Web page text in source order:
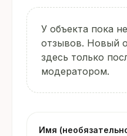
У объекта пока
отзывов. Новый
здесь только
модератором.
Имя